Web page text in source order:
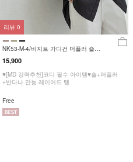
NK53-M-4/비지트 가디건 머플러 숄
_YN
15,900
♥[MD 강력추천]코디 필수 아이템♥숄+머플러
+반다나 만능 레이어드 템
Free
리뷰 0